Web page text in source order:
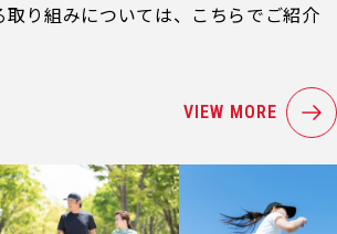
り組みについては、こちらでご紹介
VIEW MORE